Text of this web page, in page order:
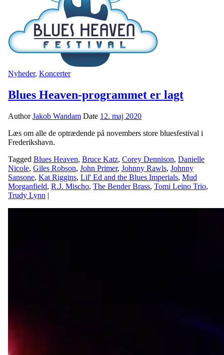
Nyheder, Koncerter
Blues Heaven-programmet er lagt
AuthorJakob Wandam Date 12. maj 2020
Læs om alle de optrædende på novembers store bluesfestival i
Frederikshavn.
Tagged Blues Heaven, Bruce Katz, Corey Dennison, Danielle
Nicole, Giles Robson, John Primer, Johnny Rawls, Johnny
Sansone, Kat Riggins, Lil' Ed and the Blues Imperials, Mud
Morganfield, R.J. Mischo, The Bender Brass, Tomi Leino Trio,
Trudy Lynn |